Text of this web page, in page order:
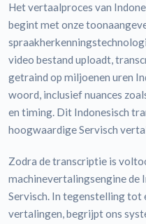
Het vertaalproces van
begint met onze
video bestand uploadt,
getraind op miljoenen uren
woord, inclusief nuances
en timing. Dit Indonesisch
hoogwaardige Servisch
Zodra de transcriptie is
machinevertalingsengine de
Servisch. In tegenstelling
vertalingen, begrijpt ons